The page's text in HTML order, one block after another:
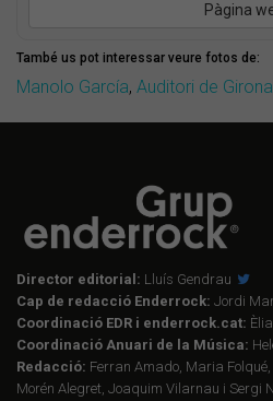
Pàgina
També us pot interessar veure fotos de:
Manolo García, Auditori de Girona
Director editorial: Lluís Gendrau
Cap de redacció Enderrock: Jordi
Coordinació EDR i enderrock.cat:
Coordinació Anuari de la Música:
Redacció: Ferran Amado, Maria
Morén Alegret, Joaquim Vilarnau i Sergi